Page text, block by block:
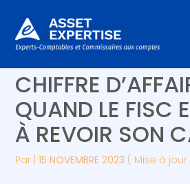
Aller
au
Créer et reprendre une activité
Gérer votre quotidien
Piloter votre entreprise
Développer votre entreprise
Piloter votre gestion
Suivre votre comptabilité
Gérer vos ressources humaines
CHIFFRE
QUAND LE FISC
À REVOIR SON
Par |15 NOVEMBRE 2023 ( Mise à